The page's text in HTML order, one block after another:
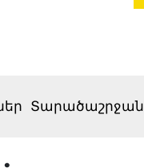
Տարածաշրջան